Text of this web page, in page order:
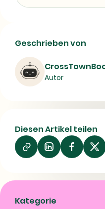
Stulpen und
Dummies | Buch,
Erscheinungsjahr
Buch
Geschrieben von
Autor
Diesen Artikel teilen
Auf
LinkedIn
Auf
Facebook
teilen
X
Kategorie